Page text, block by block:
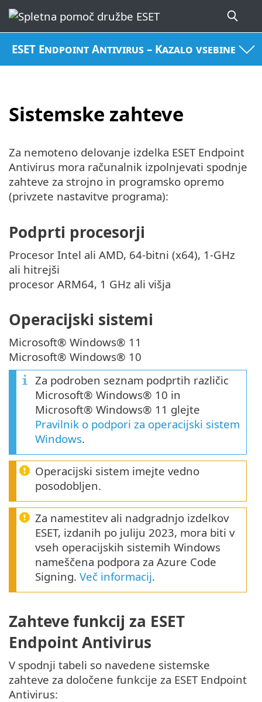
ESET Endpoint Antivirus – Kazalo vsebine
Sistemske zahteve
Za nemoteno delovanje izdelka ESET Endpoint
Antivirus mora računalnik izpolnjevati spodnje
zahteve za strojno in programsko opremo
(privzete nastavitve programa):
Podprti procesorji
Procesor Intel ali AMD, 64-bitni (x64), 1-GHz
ali hitrejši
procesor ARM64, 1 GHz ali višja
Operacijski sistemi
Microsoft® Windows® 11
Microsoft® Windows® 10
Za podroben seznam podprtih različic
Microsoft® Windows® 10 in
Microsoft® Windows® 11 glejte
Pravilnik o podpori za operacijski sistem
Windows.
Operacijski sistem imejte vedno
posodobljen.
Za namestitev ali nadgradnjo izdelkov
ESET, izdanih po juliju 2023, mora biti v
vseh operacijskih sistemih Windows
nameščena podpora za Azure Code
Signing. Več informacij.
Zahteve funkcij za ESET
Endpoint Antivirus
V spodnji tabeli so navedene sistemske
zahteve za določene funkcije za ESET Endpoint
Antivirus: